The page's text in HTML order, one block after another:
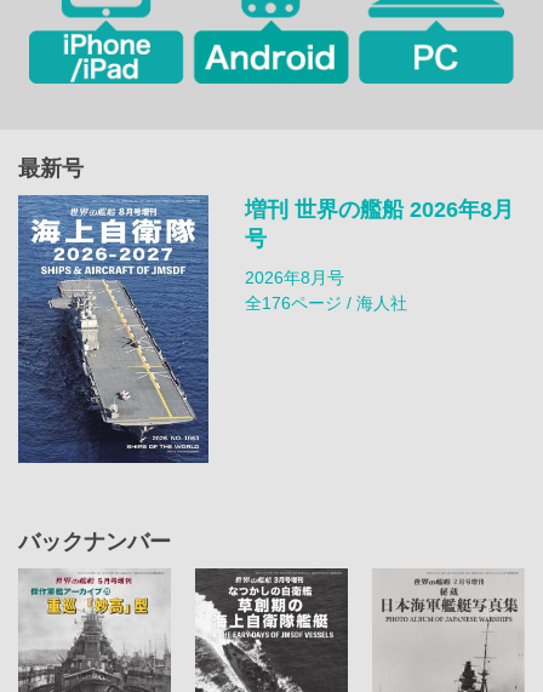
最新号
増刊 世界の艦船 2026年8月
号
2026年8月号
全176ページ / 海人社
バックナンバー